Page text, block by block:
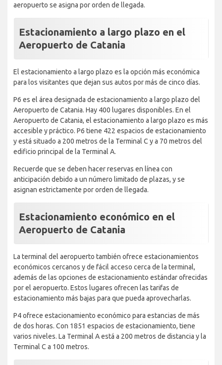
aeropuerto se asigna por orden de llegada.
Estacionamiento a largo plazo en el
Aeropuerto de Catania
El estacionamiento a largo plazo es la opción más económica
para los visitantes que dejan sus autos por más de cinco días.
P6 es el área designada de estacionamiento a largo plazo del
Aeropuerto de Catania. Hay 400 lugares disponibles. En el
Aeropuerto de Catania, el estacionamiento a largo plazo es más
accesible y práctico. P6 tiene 422 espacios de estacionamiento
y está situado a 200 metros de la Terminal C y a 70 metros del
edificio principal de la Terminal A.
Recuerde que se deben hacer reservas en línea con
anticipación debido a un número limitado de plazas, y se
asignan estrictamente por orden de llegada.
Estacionamiento económico en el
Aeropuerto de Catania
La terminal del aeropuerto también ofrece estacionamientos
económicos cercanos y de fácil acceso cerca de la terminal,
además de las opciones de estacionamiento estándar ofrecidas
por el aeropuerto. Estos lugares ofrecen las tarifas de
estacionamiento más bajas para que pueda aprovecharlas.
P4 ofrece estacionamiento económico para estancias de más
de dos horas. Con 1851 espacios de estacionamiento, tiene
varios niveles. La Terminal A está a 200 metros de distancia y la
Terminal C a 100 metros.